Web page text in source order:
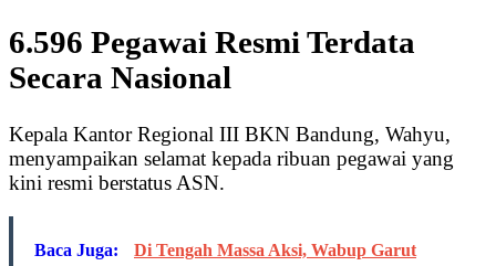
6.596 Pegawai Resmi Terdata
Secara Nasional
Kepala Kantor Regional III BKN Bandung, Wahyu,
menyampaikan selamat kepada ribuan pegawai yang
kini resmi berstatus ASN.
Baca Juga:
Di Tengah Massa Aksi, Wabup Garut